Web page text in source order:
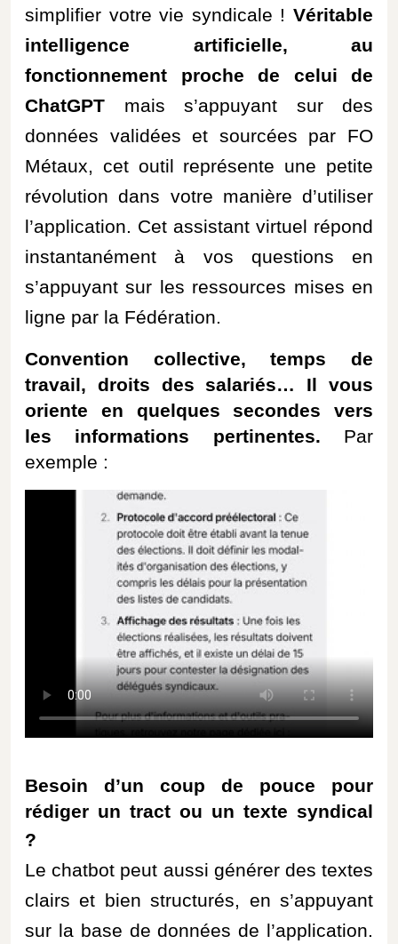
simplifier votre vie syndicale ! Véritable
intelligence artificielle, au
fonctionnement proche de celui de
ChatGPT mais s’appuyant sur des
données validées et sourcées par FO
Métaux, cet outil représente une petite
révolution dans votre manière d’utiliser
l’application. Cet assistant virtuel répond
instantanément à vos questions en
s’appuyant sur les ressources mises en
ligne par la Fédération.
Convention collective, temps de
travail, droits des salariés… Il vous
oriente en quelques secondes vers
les informations pertinentes. Par
exemple :
Besoin d’un coup de pouce pour
rédiger un tract ou un texte syndical
?
Lechatbot peut aussi générer des textes
clairs et bien structurés, en s’appuyant
sur la base de données de l’application.